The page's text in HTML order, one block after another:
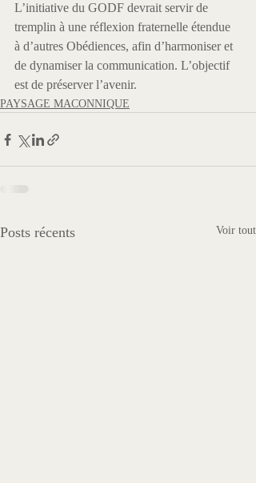
L’initiative du GODF devrait servir de
tremplin à une réflexion fraternelle étendue
à d’autres Obédiences, afin d’harmoniser et
de dynamiser la communication. L’objectif
est de préserver l’avenir.
PAYSAGE MACONNIQUE
Posts récents Voir tout